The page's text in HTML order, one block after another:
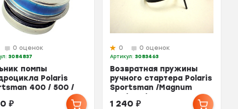
0 оценок
3084837
помпы
Polaris
400 / 500 /
₽
0 0 оценок
Артикул: 3083463
Возвратная пружины
ручного стартера Polaris
Sportsman /Magnum
500/400/330 308...
1 240 ₽